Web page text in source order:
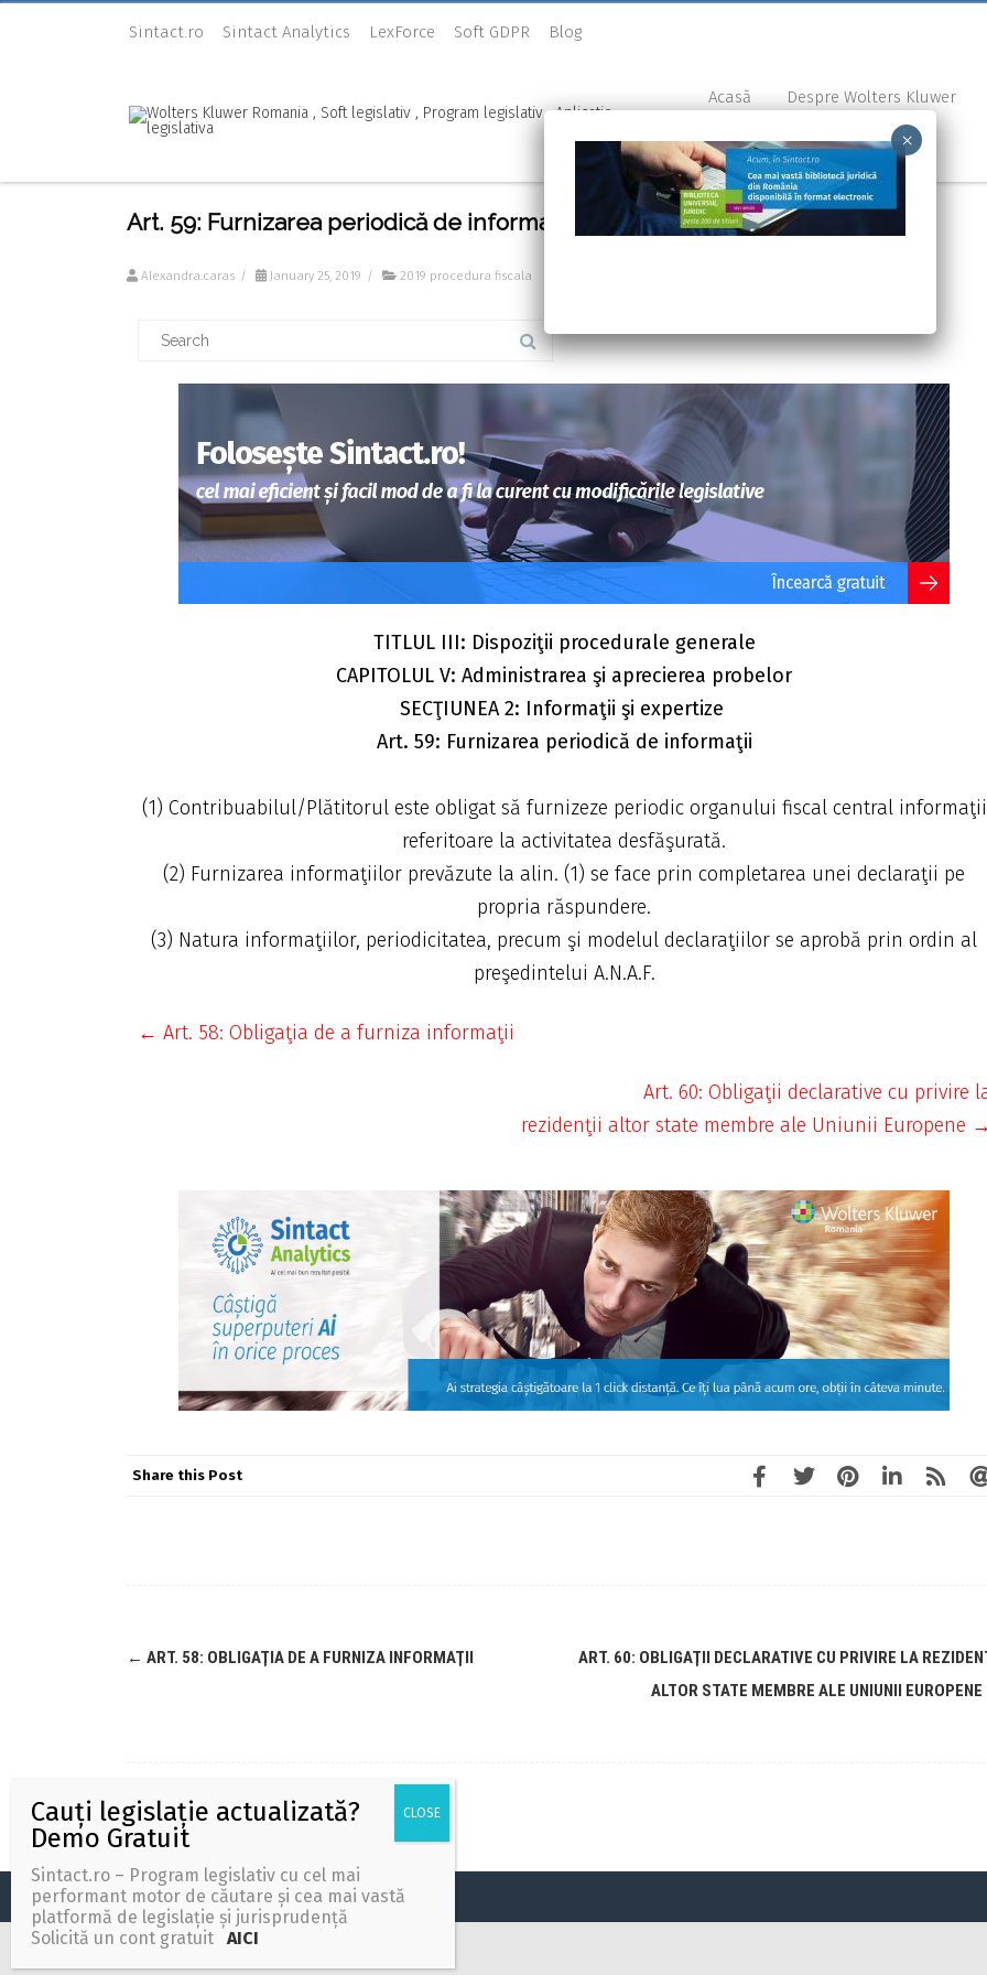
Sintact.ro Sintact Analytics LexForce Soft GDPR Blog
Acasă Despre Wolters Kluwer
Art. 59: Furnizarea periodică de informaţii
Alexandra.caras / January 25, 2019 / 2019 procedura fiscala
TITLUL III: Dispoziţii procedurale generale
CAPITOLUL V: Administrarea şi aprecierea probelor
SECŢIUNEA 2: Informaţii şi expertize
Art. 59: Furnizarea periodică de informaţii
(1) Contribuabilul/Plătitorul este obligat să furnizeze periodic organului fiscal central informaţii
referitoare la activitatea desfăşurată.
(2) Furnizarea informaţiilor prevăzute la alin. (1) se face prin completarea unei declaraţii pe
propria răspundere.
(3) Natura informaţiilor, periodicitatea, precum şi modelul declaraţiilor se aprobă prin ordin al
preşedintelui A.N.A.F.
← Art. 58: Obligaţia de a furniza informaţii
Art. 60: Obligaţii declarative cu privire
rezidenţii altor state membre ale Uniunii Europene
Share this Post
← ART. 58: OBLIGAŢIA DE A FURNIZA INFORMAŢII
ART. 60: OBLIGAŢII DECLARATIVE CU PRIVIRE LA
ALTOR STATE MEMBRE ALE UNIUNII EUROPENE
Wolters Kluwer Romania
Sintact.ro – Program legislativ cu cel mai
performant motor de căutare și cea mai vastă
platformă de legislație și jurisprudență
Solicită un cont gratuit
AICI
×